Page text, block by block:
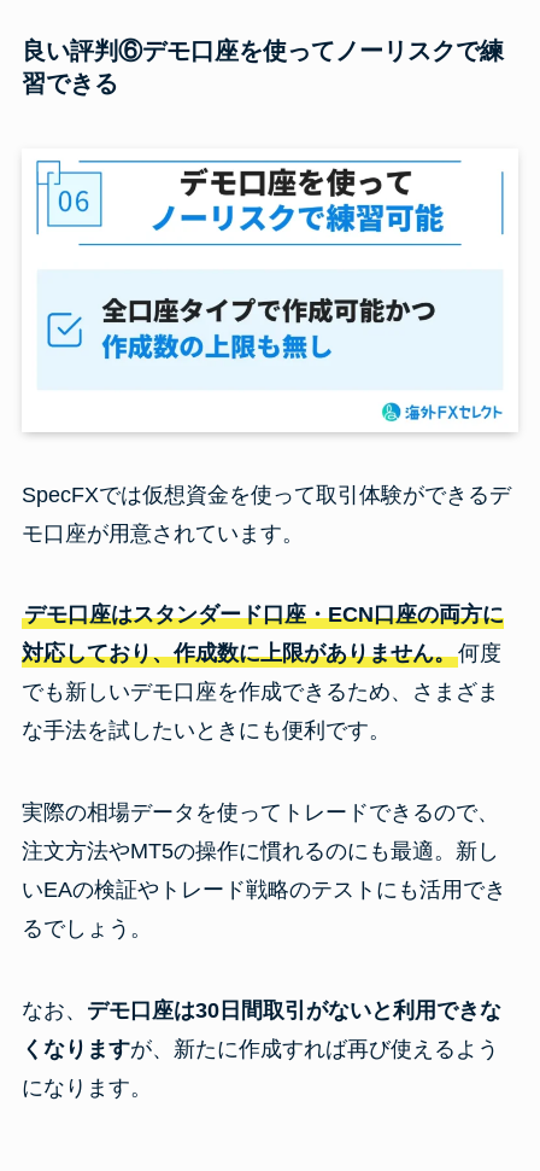
良い評判⑥デモ口座を使ってノーリスクで練
習できる
SpecFXでは仮想資金を使って取引体験ができるデ
モ口座が用意されています。
デモ口座はスタンダード口座・ECN口座の両方に
対応しており、作成数に上限がありません。何度
でも新しいデモ口座を作成できるため、さまざま
な手法を試したいときにも便利です。
実際の相場データを使ってトレードできるので、
注文方法やMT5の操作に慣れるのにも最適。新し
いEAの検証やトレード戦略のテストにも活用でき
るでしょう。
なお、 デモ口座は30日間取引がないと利用できな
くなりますが、新たに作成すれば再び使えるよう
になります。